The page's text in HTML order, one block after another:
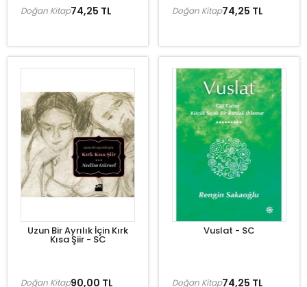
74,25 TL
Doğan Kitap 74,25 TL
Doğan Kitap
Uzun Bir Ayrılık İçin Kırk
Kısa Şiir - SC
90,00 TL
Doğan Kitap
Vuslat - SC
74,25 TL
Doğan Kitap